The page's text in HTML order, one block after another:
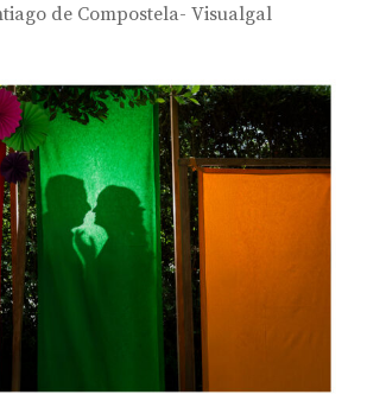
de Compostela- Visualgal